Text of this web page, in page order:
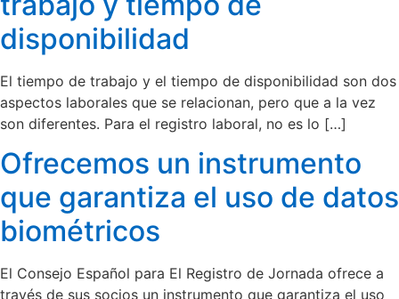
disponibilidad
El tiempo de trabajo y el tiempo de disponibilidad son dos
aspectos laborales que se relacionan, pero que a la vez
son diferentes. Para el registro laboral, no es lo […]
Ofrecemos un instrumento
que garantiza el uso de datos
biométricos
El Consejo Español para El Registro de Jornada ofrece a
través de sus socios un instrumento que garantiza el uso